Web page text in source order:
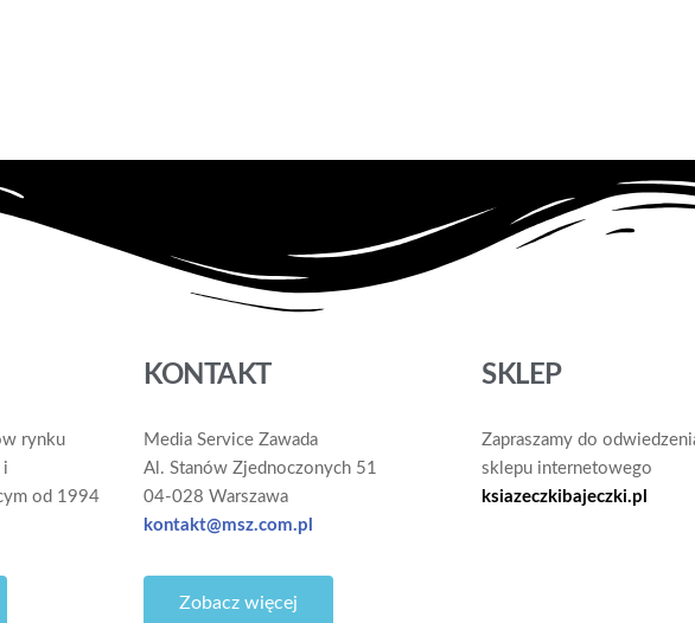
rynku
i
od 1994
KONTAKT
Media Service Zawada
Al. Stanów Zjednoczonych 51
04-028 Warszawa
kontakt@msz.com.pl
Zobacz więcej
SKLEP
Zapraszamy do
sklepu internetowego
ksiazeczkibajeczki.pl